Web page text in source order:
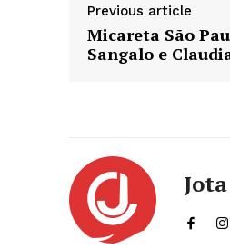
Previous article
Micareta São
Sangalo e